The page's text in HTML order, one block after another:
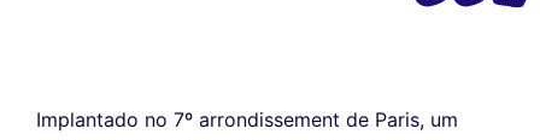
Implantado no 7º arrondissement de Paris, um